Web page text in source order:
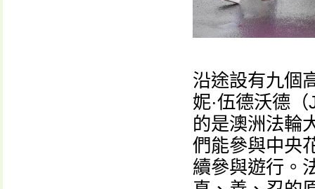
沿途設有九個
妮·伍德沃德
的是澳洲法輪
們能參與中央
續參與遊行。